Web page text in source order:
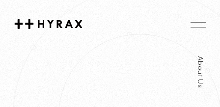
About Us